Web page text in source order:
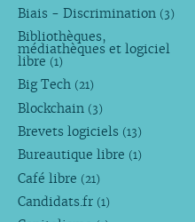
Biais - Discrimination (3)
Bibliothèques,
médiathèques et logiciel
libre (1)
Big Tech (21)
Blockchain (3)
Brevets logiciels (13)
Bureautique libre (1)
Café libre (21)
Candidats.fr (1)